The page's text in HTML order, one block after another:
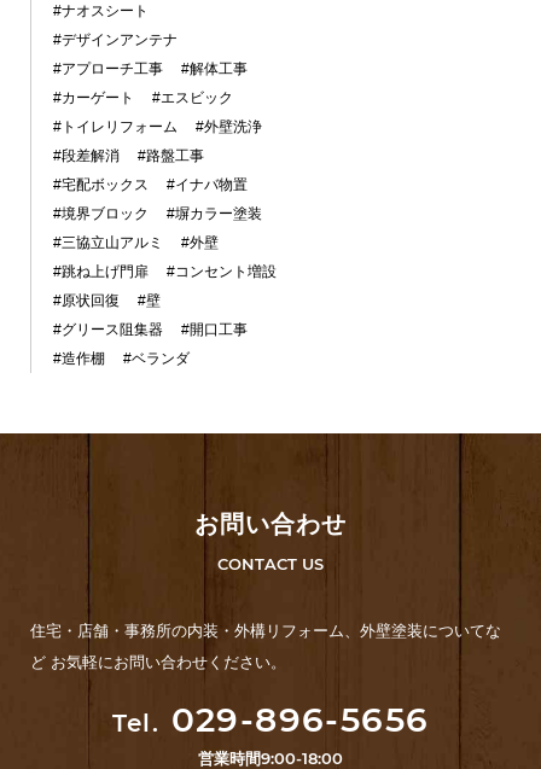
#ナオスシート
#デザインアンテナ
#アプローチ工事
#解体工事
#カーゲート
#エスビック
#トイレリフォーム
#外壁洗浄
#段差解消
#路盤工事
#宅配ボックス
#イナバ物置
#境界ブロック
#塀カラー塗装
#三協立山アルミ
#外壁
#跳ね上げ門扉
#コンセント増設
#原状回復
#壁
#グリース阻集器
#開口工事
#造作棚
#ベランダ
お問い合わせ
CONTACT US
住宅・店舗・事務所の内装・外構リフォーム、外壁塗装についてな
ど お気軽にお問い合わせください。
Tel. 029-896-5656
営業時間9:00-18:00